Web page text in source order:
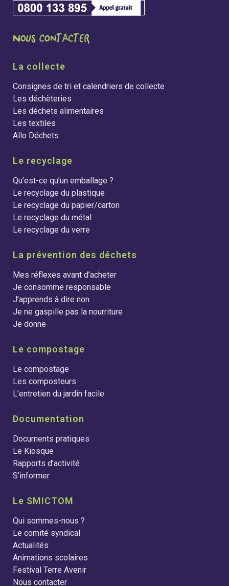
La collecte
Consignes de tri et calendriers de collecte
Les déchèteries
Les déchets alimentaires
Les textiles
Allo Déchets
Le recyclage
Qu’est-ce qu’un emballage ?
Le recyclage du plastique
Le recyclage du papier/carton
Le recyclage du métal
Le recyclage du verre
La prévention des déchets
Mes réflexes avant d’acheter
Je consomme responsable
J’apprends à dire non
Je ne gaspille pas la nourriture
Je donne
Le compostage
Le compostage
Les composteurs
L’entretien du jardin facile
Documentation
Documents pratiques
Le Kiosque
Rapports d’activité
S’informer
Le SMICTOM
Qui sommes-nous ?
Le comité syndical
Actualités
Animations scolaires
Festival Terre Avenir
Nous contacter